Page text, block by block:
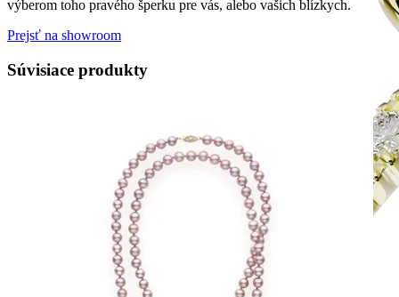
výberom toho pravého šperku pre vás, alebo vašich blízkych.
Prejsť na showroom
Súvisiace produkty